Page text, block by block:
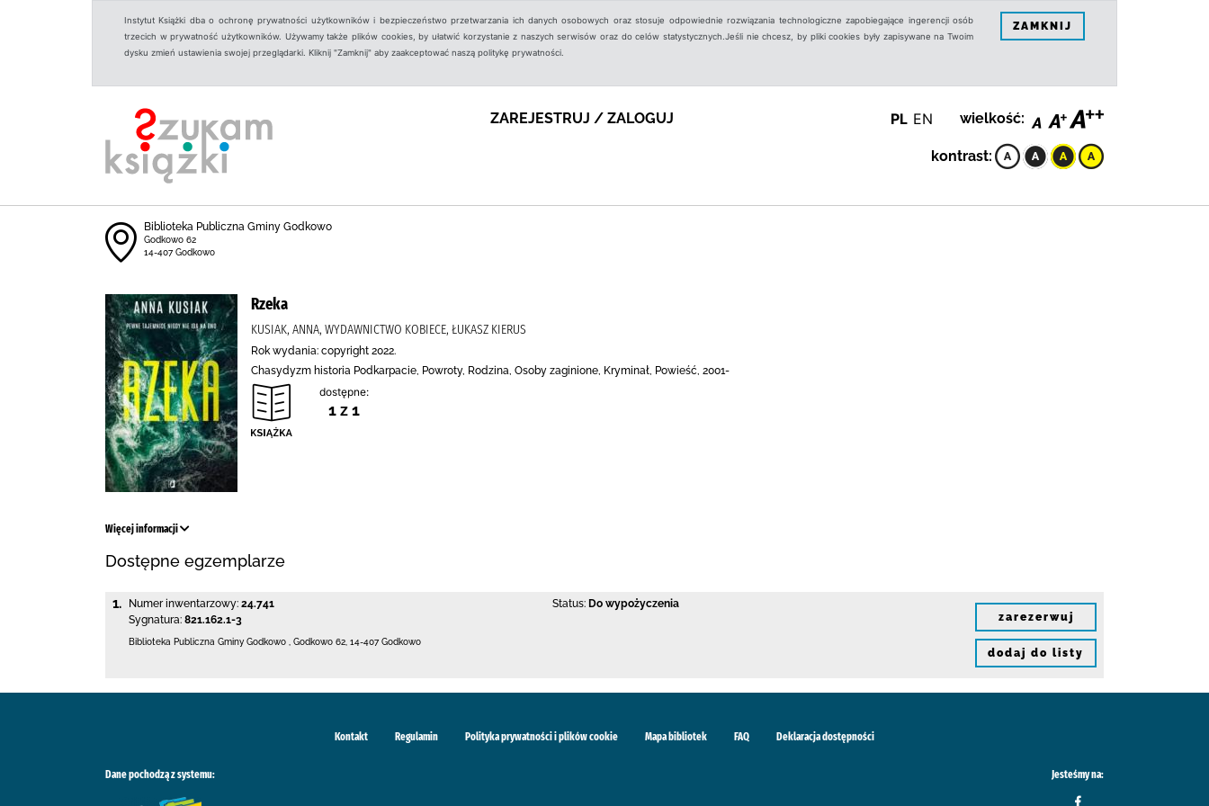
Instytut Książki dba o ochronę prywatności użytkowników i bezpieczeństwo przetwarzania ich danych osobowych oraz stosuje odpowiednie rozwiązania technologiczne zapobiegające ingerencji osób
trzecich w prywatność użytkowników. Używamy także plików cookies, by ułatwić korzystanie z naszych serwisów oraz do celów statystycznych.Jeśli nie chcesz, by pliki cookies były zapisywane na Twoim
dysku zmień ustawienia swojej przeglądarki. Kliknij "Zamknij" aby zaakceptować naszą politykę prywatności.
ZAMKNIJ
ZAREJESTRUJ / ZALOGUJ PL EN wielkość:
kontrast:
Biblioteka Publiczna Gminy Godkowo
Godkowo 62
14-407 Godkowo
Rzeka
KUSIAK, ANNA, WYDAWNICTWO KOBIECE, ŁUKASZ KIERUS
Rok wydania: copyright 2022.
Chasydyzm historia Podkarpacie, Powroty, Rodzina, Osoby zaginione, Kryminał, Powieść, 2001-
dostępne:
1 z 1
Więcej informacji
Dostępne egzemplarze
1. Numer inwentarzowy: 24.741
Sygnatura: 821.162.1-3
Status: Do wypożyczenia
Biblioteka Publiczna Gminy Godkowo Godkowo 62 14-407 Godkowo
zarezerwuj
dodaj do listy
Kontakt Regulamin Polityka prywatności i plików cookie Mapa bibliotek FAQ Deklaracja dostępności
Dane pochodzą z systemu: Jesteśmy na: